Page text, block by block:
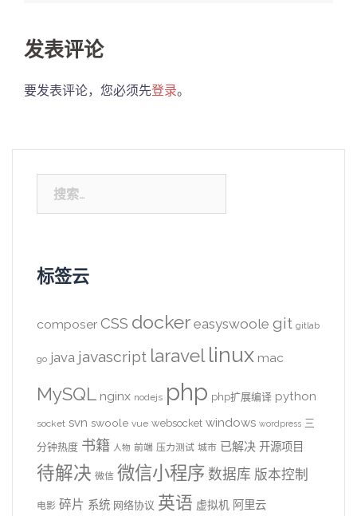
发表评论
要发表评论，您必须先登录。
索：
标签云
composer CSS docker easyswoole git gitlab
go java javascript laravel linux mac
MySQL nginx nodejs php php扩展编译 python
socket svn swoole vue websocket windows wordpress 三
分钟热度 书籍 人物 前端 压力测试 城市 已解决 开源项目
待解决 微信 微信小程序 数据库 版本控制
电影 碎片 系统 网络协议 英语 虚拟机 阿里云